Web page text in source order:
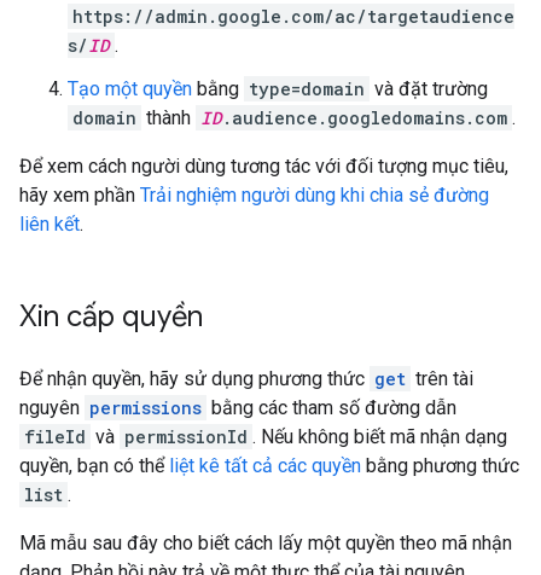
https://admin.google.com/ac/targetaudience
s/ID .
Tạo một quyền bằng type=domain và đặt trường
domain thành ID.audience.googledomains.com .
Để xem cách người dùng tương tác với đối tượng mục tiêu,
hãy xem phần Trải nghiệm người dùng khi chia sẻ đường
liên kết.
Xin cấp quyền
Để nhận quyền, hãy sử dụng phương thức get trên tài
nguyên permissions bằng các tham số đường dẫn
fileId và permissionId . Nếu không biết mã nhận dạng
quyền, bạn có thể liệt kê tất cả các quyền bằng phương thức
list .
Mã mẫu sau đây cho biết cách lấy một quyền theo mã nhận